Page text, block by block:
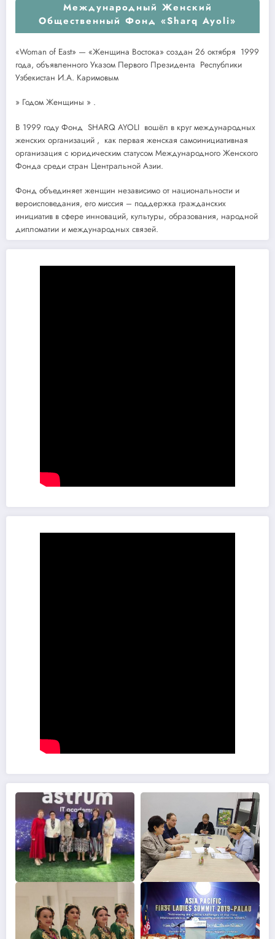
Международный Женский
Общественный Фонд «Sharq Ayoli»
«Woman of East» — «Женщина Востока» создан 26 октября 1999
года, объявленного Указом Первого Президента Республики
Узбекистан И.А. Каримовым
» Годом Женщины » .
В 1999 году Фонд SHARQ AYOLI вошёл в круг международных
женских организаций , как первая женская самоинициативная
организация с юридическим статусом Международного Женского
Фонда среди стран Центральной Азии.
Фонд объединяет женщин независимо от национальности и
вероисповедания, его миссия – поддержка гражданских
инициатив в сфере инноваций, культуры, образования, народной
дипломатии и международных связей.